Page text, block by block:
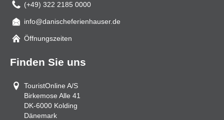
(+49) 322 2185 0000
Mail
info@danischeferienhauser.de
Öffnungszeiten
Finden Sie uns
TouristOnline A/S
Birkemose Alle 41
DK-6000 Kolding
Dänemark